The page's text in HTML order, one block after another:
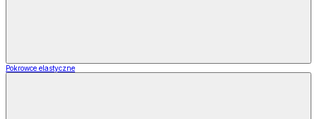
Pokrowce elastyczne